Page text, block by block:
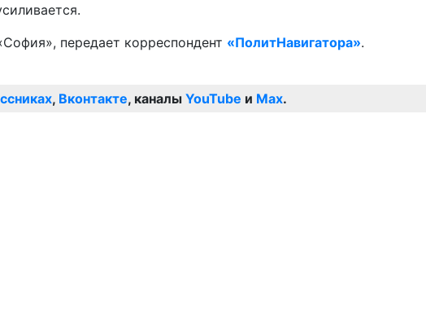
передает корреспондент «ПолитНавигатора».
, Вконтакте, каналы YouTube и Max.